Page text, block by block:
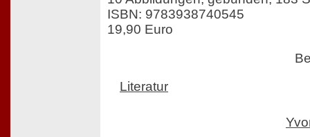
ISBN: 9783938740545
19,90 Euro
Literatur